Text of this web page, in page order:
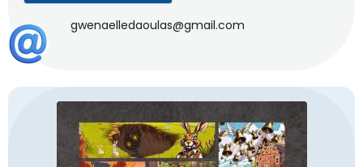
gwenaelledaoulas@gmail.com